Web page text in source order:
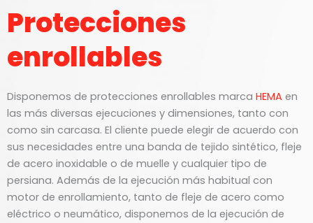
Protecciones
enrollables
Disponemos de protecciones enrollables marca HEMA en
las más diversas ejecuciones y dimensiones, tanto con
como sin carcasa. El cliente puede elegir de acuerdo con
sus necesidades entre una banda de tejido sintético, fleje
de acero inoxidable o de muelle y cualquier tipo de
persiana. Además de la ejecución más habitual con
motor de enrollamiento, tanto de fleje de acero como
eléctrico o neumático, disponemos de la ejecución de